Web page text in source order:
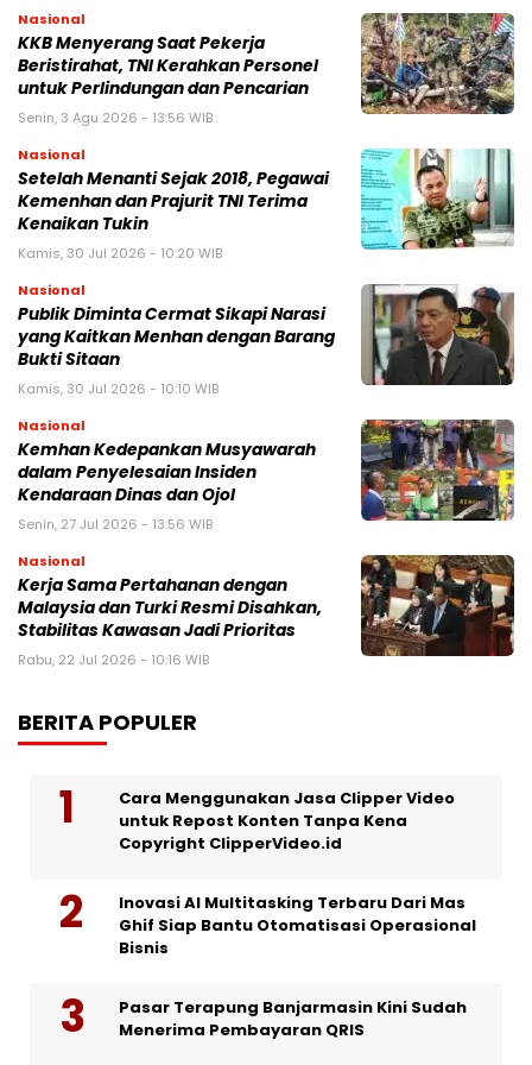
Nasional
KKB Menyerang Saat Pekerja
Beristirahat, TNI Kerahkan Personel
untuk Perlindungan dan Pencarian
Senin, 3 Agu 2026 - 13:56 WIB
Nasional
Setelah Menanti Sejak 2018, Pegawai
Kemenhan dan Prajurit TNI Terima
Kenaikan Tukin
Kamis, 30 Jul 2026 - 10:20 WIB
Nasional
Publik Diminta Cermat Sikapi Narasi
yang Kaitkan Menhan dengan Barang
Bukti Sitaan
Kamis, 30 Jul 2026 - 10:10 WIB
Nasional
Kemhan Kedepankan Musyawarah
dalam Penyelesaian Insiden
Kendaraan Dinas dan Ojol
Senin, 27 Jul 2026 - 13:56 WIB
Nasional
Kerja Sama Pertahanan dengan
Malaysia dan Turki Resmi Disahkan,
Stabilitas Kawasan Jadi Prioritas
Rabu, 22 Jul 2026 - 10:16 WIB
BERITA POPULER
Cara Menggunakan Jasa Clipper Video
untuk Repost Konten Tanpa Kena
Copyright ClipperVideo.id
Inovasi AI Multitasking Terbaru Dari Mas
Ghif Siap Bantu Otomatisasi Operasional
Bisnis
Pasar Terapung Banjarmasin Kini Sudah
Menerima Pembayaran QRIS